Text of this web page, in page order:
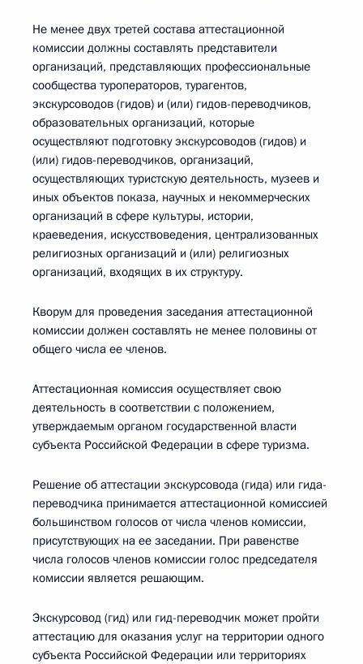
Не менее двух третей состава аттестационной
комиссии должны составлять представители
организаций, представляющих профессиональные
сообщества туроператоров, турагентов,
экскурсоводов (гидов) и (или) гидов-переводчиков,
образовательных организаций, которые
осуществляют подготовку экскурсоводов (гидов) и
(или) гидов-переводчиков, организаций,
осуществляющих туристскую деятельность, музеев и
иных объектов показа, научных и некоммерческих
организаций в сфере культуры, истории,
краеведения, искусствоведения, централизованных
религиозных организаций и (или) религиозных
организаций, входящих в их структуру.
Кворум для проведения заседания аттестационной
комиссии должен составлять не менее половины от
общего числа ее членов.
Аттестационная комиссия осуществляет свою
деятельность в соответствии с положением,
утверждаемым органом государственной власти
субъекта Российской Федерации в сфере туризма.
Решение об аттестации экскурсовода (гида) или гида-
переводчика принимается аттестационной комиссией
большинством голосов от числа членов комиссии,
присутствующих на ее заседании. При равенстве
числа голосов членов комиссии голос председателя
комиссии является решающим.
Экскурсовод (гид) или гид-переводчик может пройти
аттестацию для оказания услуг на территории одного
субъекта Российской Федерации или территориях